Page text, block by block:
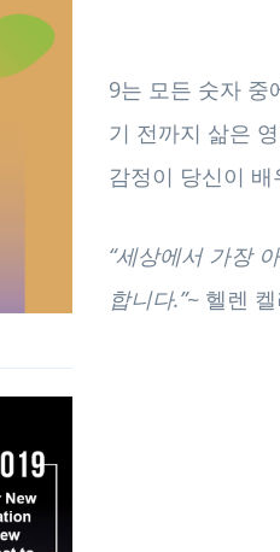
9는 모든 숫자 중
기 전까지 삶은
감정이 당신이
“세상에서 가장
합니다.”~ 헬렌 켈